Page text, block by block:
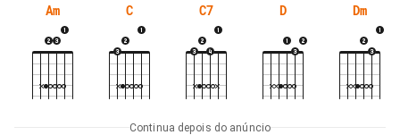
Am C C7 D Dm
Continua depois do anúncio